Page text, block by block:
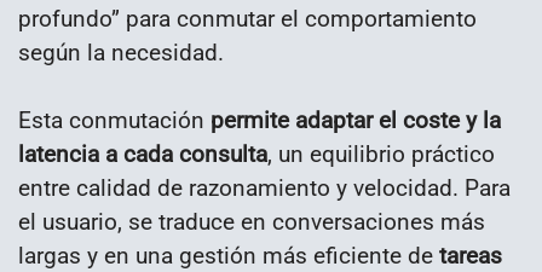
profundo” para conmutar el comportamiento
según la necesidad.
Esta conmutación permite adaptar el coste y la
latencia a cada consulta, un equilibrio práctico
entre calidad de razonamiento y velocidad. Para
el usuario, se traduce en conversaciones más
largas y en una gestión más eficiente de tareas